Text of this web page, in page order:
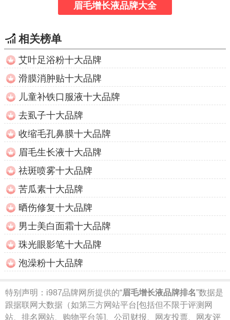
眉毛增长液品牌大全
相关榜单
艾叶足浴粉十大品牌
滑膜消肿贴十大品牌
儿童补铁口服液十大品牌
去虱子十大品牌
收缩毛孔鼻膜十大品牌
眉毛生长液十大品牌
祛斑喷雾十大品牌
苦瓜素十大品牌
晒伤修复十大品牌
男士美白面霜十大品牌
珠光眼影笔十大品牌
泡澡粉十大品牌
特别声明： i987品牌网所提供的“眉毛增长液品牌排名”数据是
跟据联网大数据（如第三方网站平台[包括但不限于评测网
站、排名网站、购物平台等]、公司财报、网友投票、网友评